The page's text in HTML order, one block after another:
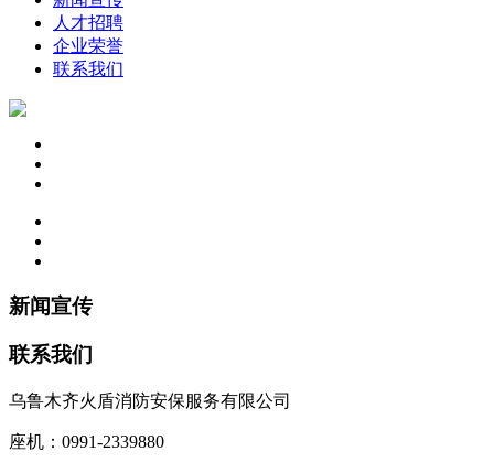
人才招聘
企业荣誉
联系我们
新闻宣传
联系我们
乌鲁木齐火盾消防安保服务有限公司
座机：0991-2339880